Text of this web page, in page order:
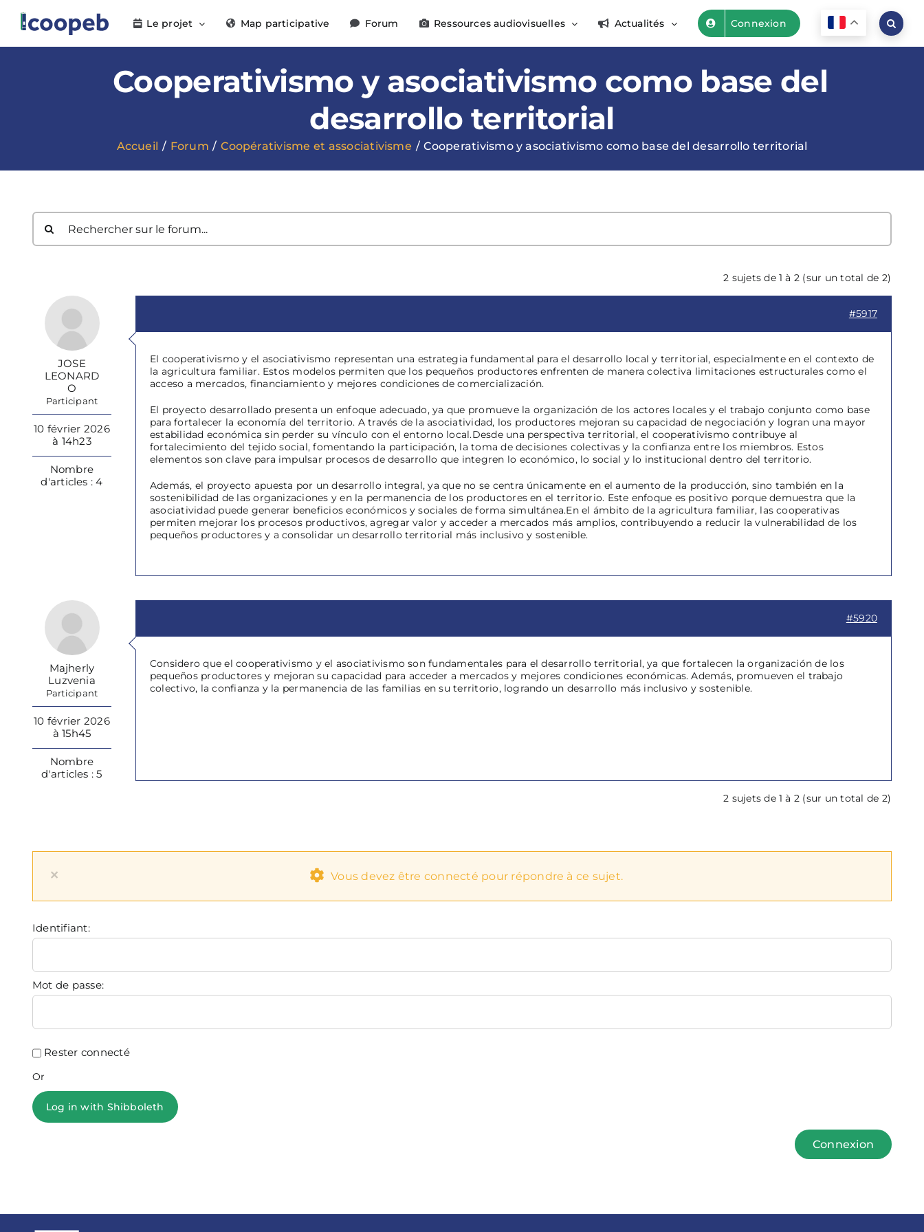
contenu
Le projet Map participative Forum Ressources audiovisuelles Actualités Connexion
Cooperativismo y asociativismo como base del
desarrollo territorial
Accueil Forum Coopérativisme et associativisme Cooperativismo y asociativismo como base del desarrollo territorial
2 sujets de 1 à 2 (sur un total de 2)
JOSE
LEONARD
O
Participant
10 février 2026
à 14h23
Nombre
d'articles : 4
#5917
El cooperativismo y el asociativismo representan una estrategia fundamental para el desarrollo local y territorial, especialmente en el contexto de
la agricultura familiar. Estos modelos permiten que los pequeños productores enfrenten de manera colectiva limitaciones estructurales como el
acceso a mercados, financiamiento y mejores condiciones de comercialización.
El proyecto desarrollado presenta un enfoque adecuado, ya que promueve la organización de los actores locales y el trabajo conjunto como base
para fortalecer la economía del territorio. A través de la asociatividad, los productores mejoran su capacidad de negociación y logran una mayor
estabilidad económica sin perder su vínculo con el entorno local.Desde una perspectiva territorial, el cooperativismo contribuye al
fortalecimiento del tejido social, fomentando la participación, la toma de decisiones colectivas y la confianza entre los miembros. Estos
elementos son clave para impulsar procesos de desarrollo que integren lo económico, lo social y lo institucional dentro del territorio.
Además, el proyecto apuesta por un desarrollo integral, ya que no se centra únicamente en el aumento de la producción, sino también en la
sostenibilidad de las organizaciones y en la permanencia de los productores en el territorio. Este enfoque es positivo porque demuestra que la
asociatividad puede generar beneficios económicos y sociales de forma simultánea.En el ámbito de la agricultura familiar, las cooperativas
permiten mejorar los procesos productivos, agregar valor y acceder a mercados más amplios, contribuyendo a reducir la vulnerabilidad de los
pequeños productores y a consolidar un desarrollo territorial más inclusivo y sostenible.
Majherly
Luzvenia
Participant
10 février 2026
à 15h45
Nombre
d'articles : 5
#5920
Considero que el cooperativismo y el asociativismo son fundamentales para el desarrollo territorial, ya que fortalecen la organización de los
pequeños productores y mejoran su capacidad para acceder a mercados y mejores condiciones económicas. Además, promueven el trabajo
colectivo, la confianza y la permanencia de las familias en su territorio, logrando un desarrollo más inclusivo y sostenible.
2 sujets de 1 à 2 (sur un total de 2)
× Vous devez être connecté pour répondre à ce sujet.
Identifiant:
Mot de passe:
Rester connecté
Or
Log in with Shibboleth
Connexion